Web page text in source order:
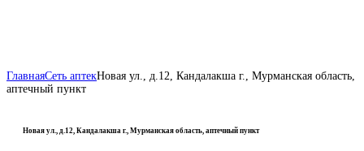
ГлавнаяСеть аптекНовая ул., д.12, Кандалакша г., Мурманская область,
аптечный пункт
Новая ул., д.12, Кандалакша г., Мурманская область, аптечный пункт